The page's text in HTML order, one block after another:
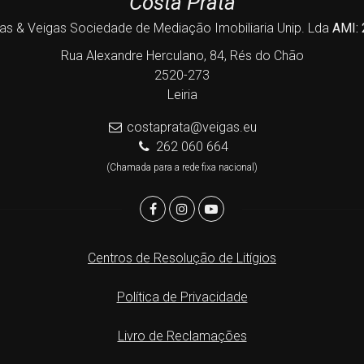
& Veigas Sociedade de Mediação Imobiliaria Unip. Lda AMI:
Rua Alexandre Herculano, 84, Rés do Chão
2520-273
Leiria
costaprata@veigas.eu
262 060 664
(Chamada para a rede fixa nacional)
Centros de Resolução de Litígios
Política de Privacidade
Livro de Reclamações